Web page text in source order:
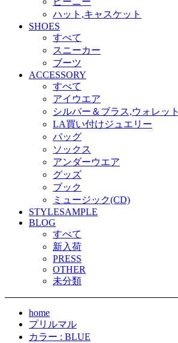
ハット,キャスケット
SHOES
すべて
スニーカー
ブーツ
ACCESSORY
すべて
アイウエア
シルバー＆ブラス,ウォレット
LA買い付けジュエリー
バッグ
ソックス
アンダーウエア
グッズ
ブック
ミュージック(CD)
STYLESAMPLE
BLOG
すべて
新入荷
PRESS
OTHER
未分類
home
プリルマル
カラー : BLUE